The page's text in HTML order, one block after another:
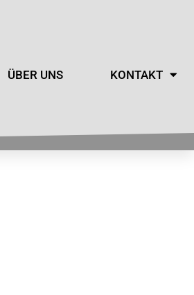
ÜBER UNS KONTAKT